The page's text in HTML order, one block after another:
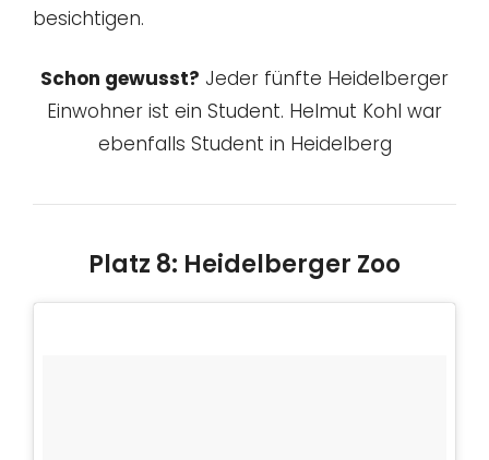
besichtigen.
Schon gewusst? Jeder fünfte Heidelberger
Einwohner ist ein Student. Helmut Kohl war
ebenfalls Student in Heidelberg
Platz 8: Heidelberger Zoo